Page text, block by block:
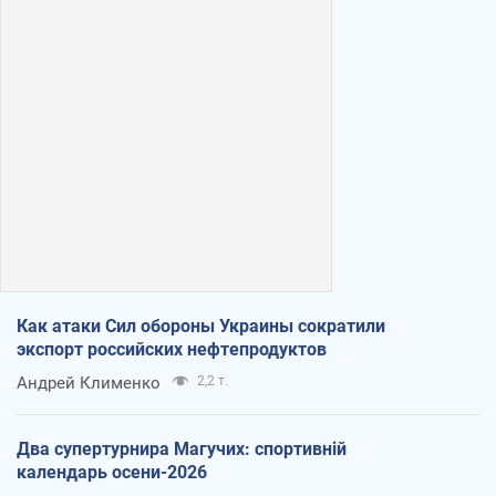
Как атаки Сил обороны Украины сократили
экспорт российских нефтепродуктов
Андрей Клименко 2,2 т.
Два супертурнира Магучих: спортивній
календарь осени-2026